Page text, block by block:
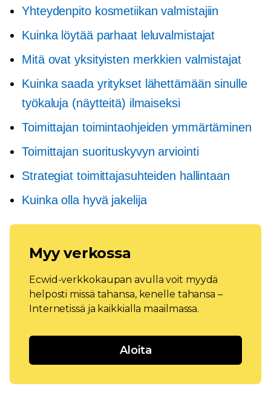
Yhteydenpito kosmetiikan valmistajiin
Kuinka löytää parhaat leluvalmistajat
Mitä ovat yksityisten merkkien valmistajat
Kuinka saada yritykset lähettämään sinulle
työkaluja (näytteitä) ilmaiseksi
Toimittajan toimintaohjeiden ymmärtäminen
Toimittajan suorituskyvyn arviointi
Strategiat toimittajasuhteiden hallintaan
Kuinka olla hyvä jakelija
Myy verkossa
Ecwid-verkkokaupan avulla voit myydä
helposti missä tahansa, kenelle tahansa –
Internetissä ja kaikkialla maailmassa.
Aloita